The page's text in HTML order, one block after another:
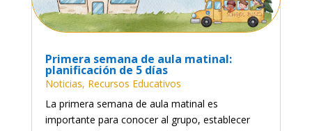
Primera semana de aula matinal:
planificación de 5 días
Noticias, Recursos Educativos
La primera semana de aula matinal es
importante para conocer al grupo, establecer